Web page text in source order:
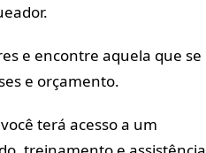
e encontre aquela que se
e orçamento.
terá acesso a um